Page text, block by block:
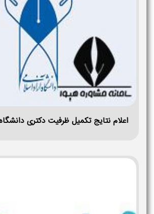
اعلام نتایج تکمیل ظرفیت دکتری